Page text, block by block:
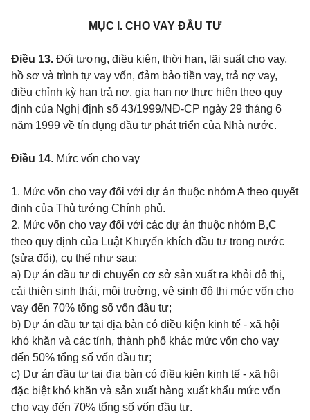
MỤC I. CHO VAY ĐẦU TƯ
Điều 13. Đối tượng, điều kiện, thời hạn, lãi suất cho vay,
hồ sơ và trình tự vay vốn, đảm bảo tiền vay, trả nợ vay,
điều chỉnh kỳ hạn trả nợ, gia hạn nợ thực hiện theo quy
định của Nghị định số 43/1999/NĐ-CP ngày 29 tháng 6
năm 1999 về tín dụng đầu tư phát triển của Nhà nước.
Điều 14. Mức vốn cho vay
1. Mức vốn cho vay đối với dự án thuộc nhóm A theo quyết
định của Thủ tướng Chính phủ.
2. Mức vốn cho vay đối với các dự án thuộc nhóm B,C
theo quy định của Luật Khuyến khích đầu tư trong nước
(sửa đổi), cụ thể như sau:
a) Dự án đầu tư di chuyển cơ sở sản xuất ra khỏi đô thị,
cải thiện sinh thái, môi trường, vệ sinh đô thị mức vốn cho
vay đến 70% tổng số vốn đầu tư;
b) Dự án đầu tư tại địa bàn có điều kiện kinh tế - xã hội
khó khăn và các tỉnh, thành phố khác mức vốn cho vay
đến 50% tổng số vốn đầu tư;
c) Dự án đầu tư tại địa bàn có điều kiện kinh tế - xã hội
đặc biệt khó khăn và sản xuất hàng xuất khẩu mức vốn
cho vay đến 70% tổng số vốn đầu tư.